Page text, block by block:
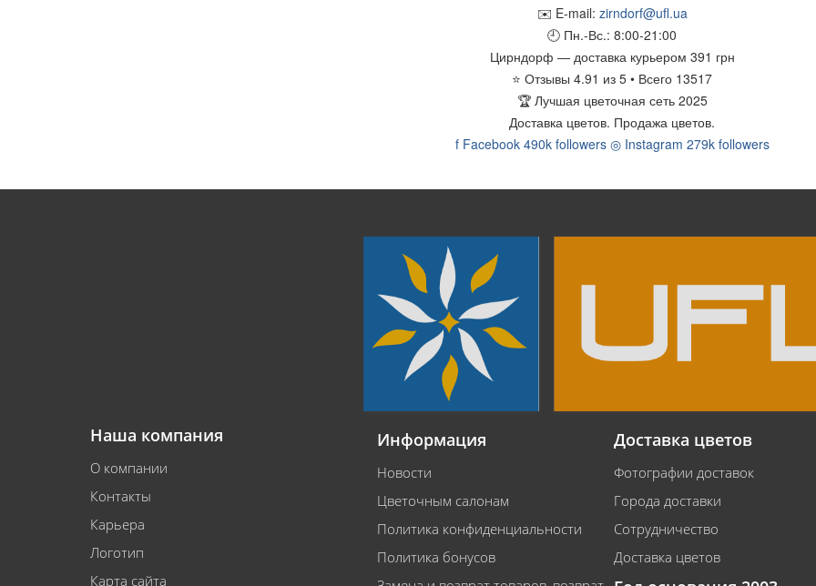
✉️ E-mail: zirndorf@ufl.ua
🕘 Пн.-Вс.: 8:00-21:00
Цирндорф — доставка курьером 391 грн
⭐ Отзывы 4.91 из 5 • Всего 13517
🏆 Лучшая цветочная сеть 2025
Доставка цветов. Продажа цветов.
f Facebook 490k followers ◎ Instagram 279k followers
Наша компания
О компании
Контакты
Карьера
Логотип
Карта сайта
Информация
Новости
Цветочным салонам
Политика конфиденциальности
Политика бонусов
Доставка цветов
Фотографии доставок
Города доставки
Сотрудничество
Доставка цветов